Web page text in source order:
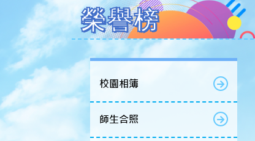
榮譽榜
校園相簿
師生合照